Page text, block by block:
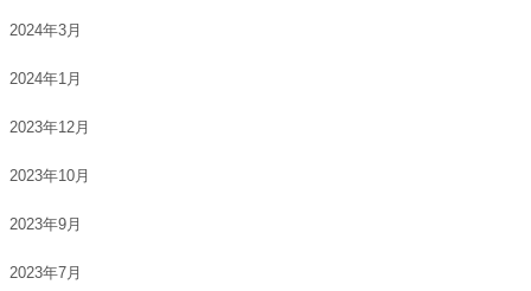
2024年3月
2024年1月
2023年12月
2023年10月
2023年9月
2023年7月